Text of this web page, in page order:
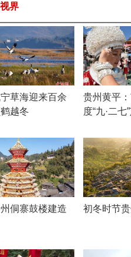
界
草海迎来百余
越冬
贵州黄平
度“九·二七
侗寨鼓楼建造
初冬时节